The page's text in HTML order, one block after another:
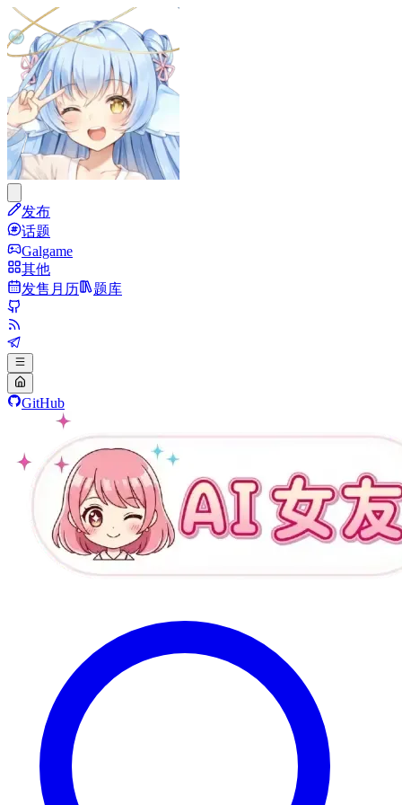
发布
话题
Galgame
其他
发售月历
题库
GitHub